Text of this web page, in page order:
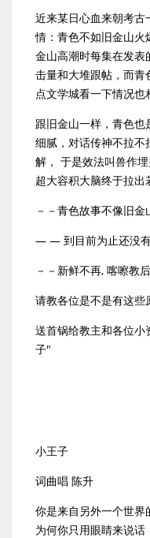
近来某日心血来朝考
情：青色不如旧金山火
金山高潮时每集在发
击量和大堆跟帖，而
点文学城看一下情况也
跟旧金山一样，青色
细腻，对话传神不拉不
解， 于是效法叫兽作
超大容积大脑终于拉出
－－青色故事不像旧
— — 到目前为止还没
－－新鲜不再, 喀嚓教
请教各位是不是有这些
送首锅给教主和各位小
子"
小王子
词曲唱 陈升
你是来自另外一个世界
为何你只用眼睛来说话